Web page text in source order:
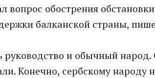
вопрос обострения
балканской страны,
руководство и обычный народ.
Конечно, сербскому народу